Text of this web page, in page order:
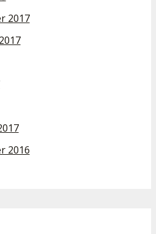
2017
2016